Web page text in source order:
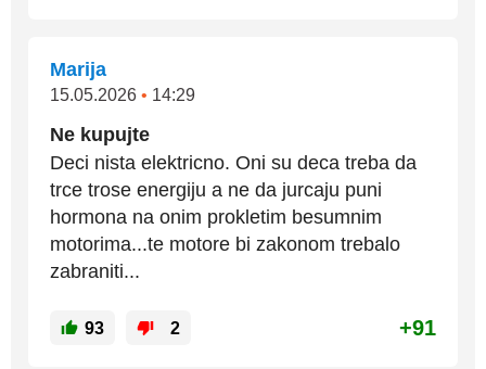
Marija
15.05.2026 • 14:29
Ne kupujte
Deci nista elektricno. Oni su deca treba da
trce trose energiju a ne da jurcaju puni
hormona na onim prokletim besumnim
motorima...te motore bi zakonom trebalo
zabraniti...
93 2 +91